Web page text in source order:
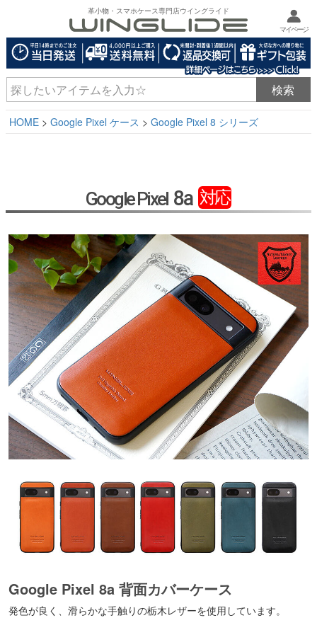
革小物・スマホケース専門店ウイングライド
マイページ
HOME Google Pixel ケース Google Pixel 8 シリーズ
Google Pixel 8a 対応
Google Pixel 8a 背面カバーケース
発色が良く、滑らかな手触りの栃木レザーを使用しています。